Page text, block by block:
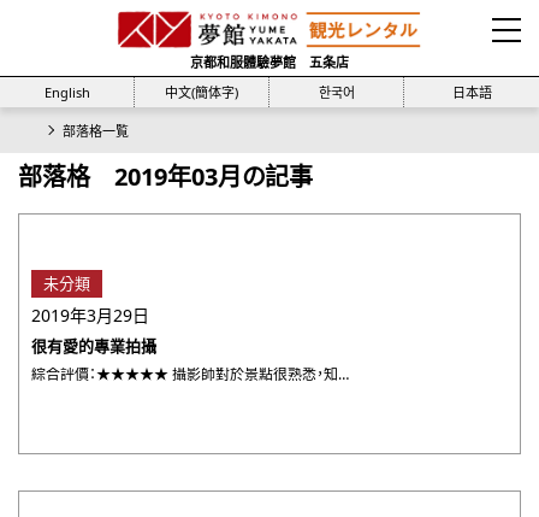
京都和服體驗夢館 五条店
English
中文(簡体字) 한국어 日本語
部落格一覧
部落格 2019年03月の記事
未分類
2019年3月29日
很有愛的專業拍攝
綜合評價：★★★★★ 攝影師對於景點很熟悉，知道哪個角度拍最美， 很專業， 構圖很美，很有詩意，能夠好好的地捕 ・・・